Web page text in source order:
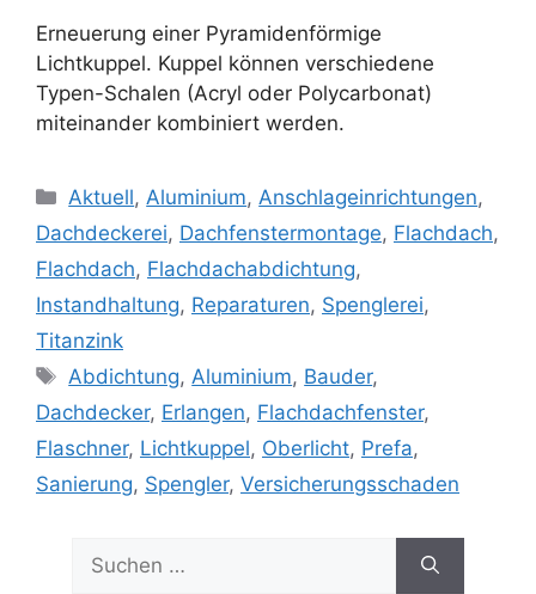
Erneuerung einer Pyramidenförmige
Lichtkuppel. Kuppel können verschiedene
Typen-Schalen (Acryl oder Polycarbonat)
miteinander kombiniert werden.
Kategorien
Aktuell, Aluminium, Anschlageinrichtungen,
Dachdeckerei, Dachfenstermontage, Flachdach,
Flachdach, Flachdachabdichtung,
Instandhaltung, Reparaturen, Spenglerei,
Titanzink
Schlagwörter
Abdichtung, Aluminium, Bauder,
Dachdecker, Erlangen, Flachdachfenster,
Flaschner, Lichtkuppel, Oberlicht, Prefa,
Sanierung, Spengler, Versicherungsschaden
nach: